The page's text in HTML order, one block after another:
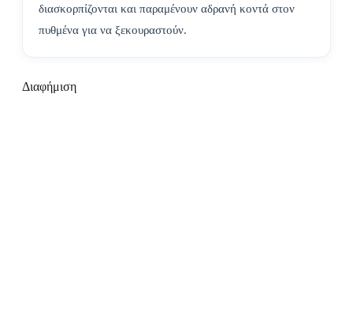
διασκορπίζονται και παραμένουν αδρανή κοντά στον
πυθμένα για να ξεκουραστούν.
Διαφήμιση